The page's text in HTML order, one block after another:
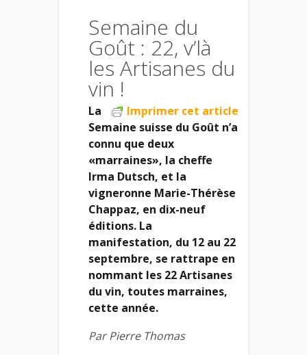
Semaine du
Goût : 22, v’là
les Artisanes du
vin !
Imprimer cet article
La
Semaine suisse du Goût n’a
connu que deux
«marraines», la cheffe
Irma Dutsch, et la
vigneronne Marie-Thérèse
Chappaz, en dix-neuf
éditions. La
manifestation, du 12 au 22
septembre, se rattrape en
nommant les 22 Artisanes
du vin, toutes marraines,
cette année.
Par Pierre Thomas